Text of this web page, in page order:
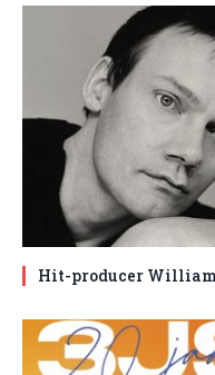
Hit-producer